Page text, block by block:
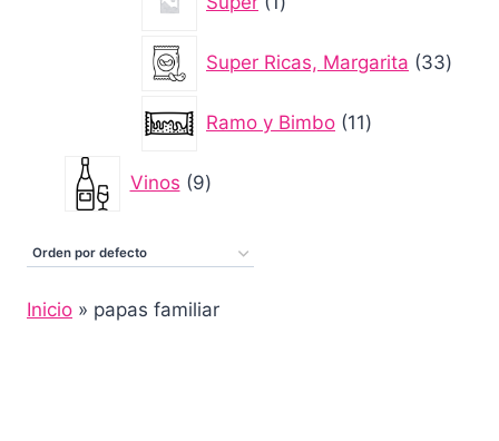
producto
Super Ricas, Margarita
33
33
Ramo y Bimbo 11
11
productos
Vinos 9
9
productos
Inicio » papas familiar